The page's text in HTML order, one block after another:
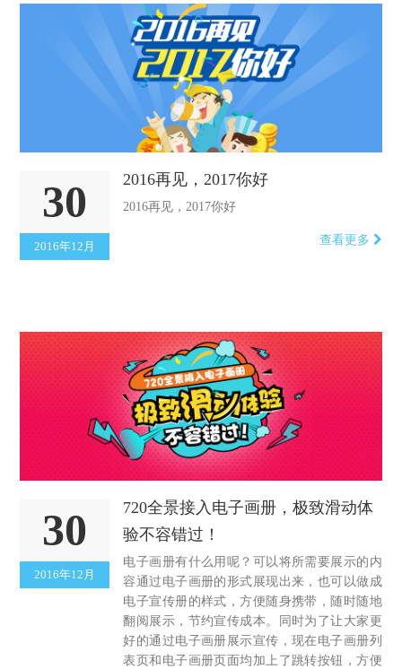
30
2016年12月
2016再见，2017你好
2016再见，2017你好
查看更多
30
2016年12月
720全景接入电子画册，极致滑动体
验不容错过！
电子画册有什么用呢？可以将所需要展示的内
容通过电子画册的形式展现出来，也可以做成
电子宣传册的样式，方便随身携带，随时随地
翻阅展示，节约宣传成本。同时为了让大家更
好的通过电子画册展示宣传，现在电子画册列
表页和电子画册页面均加上了跳转按钮，方便